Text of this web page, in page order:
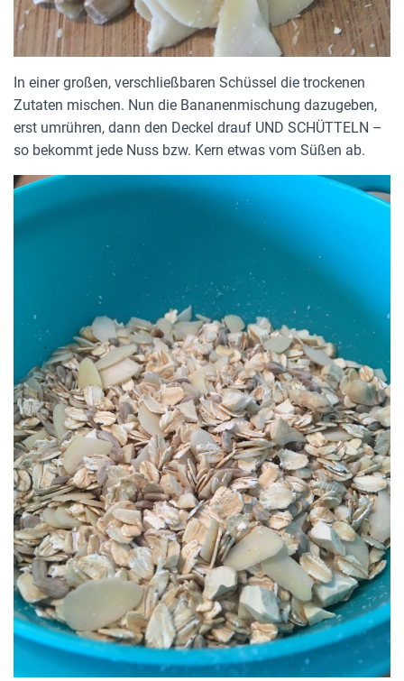
In einer großen, verschließbaren Schüssel die trockenen
Zutaten mischen. Nun die Bananenmischung dazugeben,
erst umrühren, dann den Deckel drauf UND SCHÜTTELN –
so bekommt jede Nuss bzw. Kern etwas vom Süßen ab.